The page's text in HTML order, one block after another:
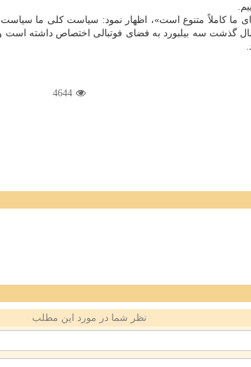
ما كاملاً متنوع است»، اظهار نمود: سیاست كلی ما
گذشت سه بیلبورد به فضای فوتبالی اختصاص داشته است
4644
نظر شما در مورد این مطلب